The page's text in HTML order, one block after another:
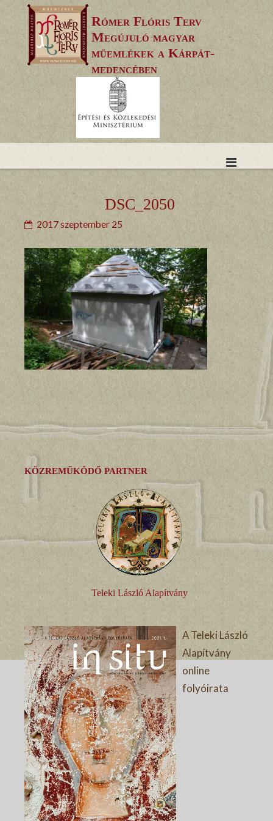
to
content
Rómer Flóris Terv
Megújuló magyar
műemlékek a Kárpát-
medencében
DSC_2050
2017 szeptember 25
KÖZREMŰKÖDŐ PARTNER
Teleki László Alapítvány
A Teleki László
Alapítvány
online
folyóirata